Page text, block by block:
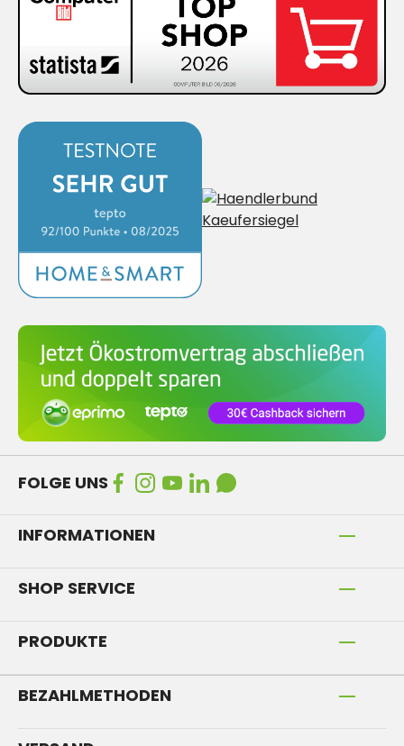
FOLGE UNS
INFORMATIONEN
SHOP SERVICE
PRODUKTE
BEZAHLMETHODEN